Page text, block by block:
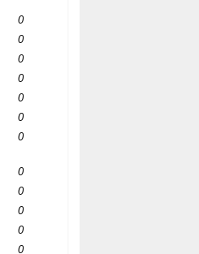
0
0
0
0
0
0
0
0
0
0
0
0